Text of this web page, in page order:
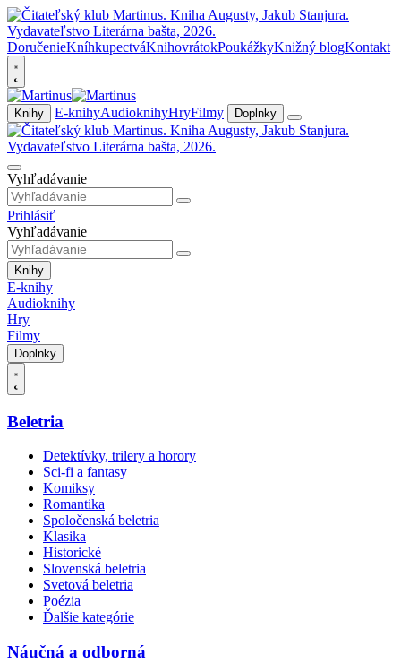
DoručenieKníhkupectváKnihovrátokPoukážkyKnižný blogKontakt
Knihy E-knihyAudioknihyHryFilmy Doplnky
Vyhľadávanie
Prihlásiť
Vyhľadávanie
Knihy
E-knihy
Audioknihy
Hry
Filmy
Doplnky
Beletria
Detektívky, trilery a horory
Sci-fi a fantasy
Komiksy
Romantika
Spoločenská beletria
Klasika
Historické
Slovenská beletria
Svetová beletria
Poézia
Ďalšie kategórie
Náučná a odborná